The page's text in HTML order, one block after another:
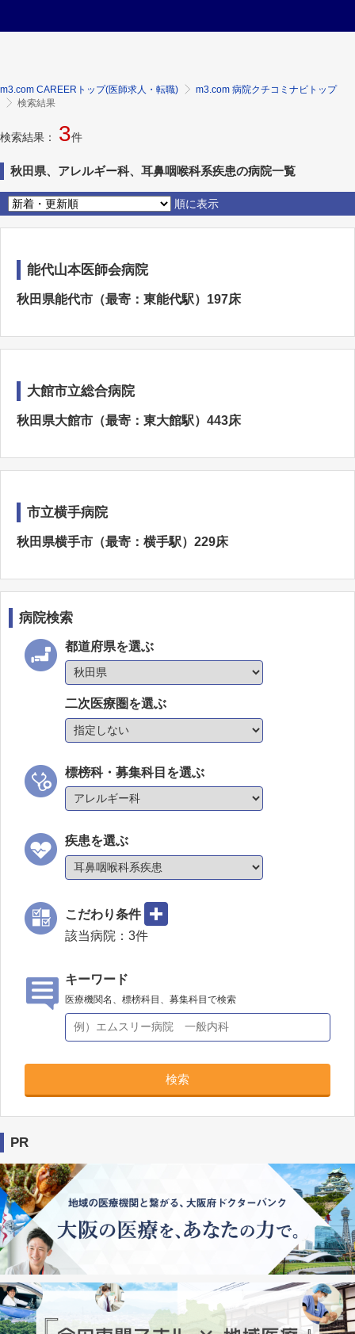
m3.com CAREERトップ(医師求人・転職)
m3.com 病院クチコミナビトップ
検索結果
検索結果： 3件
秋田県、アレルギー科、耳鼻咽喉科系疾患の病院一覧
順に表示
能代山本医師会病院
秋田県能代市（最寄：東能代駅）197床
大館市立総合病院
秋田県大館市（最寄：東大館駅）443床
市立横手病院
秋田県横手市（最寄：横手駅）229床
病院検索
都道府県を選ぶ
二次医療圏を選ぶ
標榜科・募集科目を選ぶ
疾患を選ぶ
こだわり条件
該当病院： 3件
キーワード
医療機関名、標榜科目、募集科目で検索
検索
PR